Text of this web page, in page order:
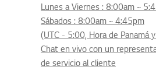
Lunes a Viernes : 8:00am ~
Sábados : 8:00am ~ 4:45pm
(UTC - 5:00, Hora de Panamá
Chat en vivo con un
de servicio al cliente